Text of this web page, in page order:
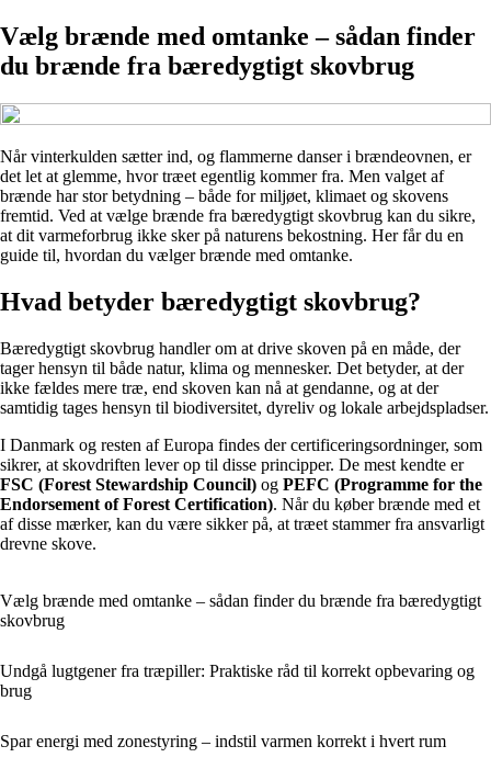
Vælg brænde med omtanke – sådan finder
du brænde fra bæredygtigt skovbrug
Når vinterkulden sætter ind, og flammerne danser i brændeovnen, er
det let at glemme, hvor træet egentlig kommer fra. Men valget af
brænde har stor betydning – både for miljøet, klimaet og skovens
fremtid. Ved at vælge brænde fra bæredygtigt skovbrug kan du sikre,
at dit varmeforbrug ikke sker på naturens bekostning. Her får du en
guide til, hvordan du vælger brænde med omtanke.
Hvad betyder bæredygtigt skovbrug?
Bæredygtigt skovbrug handler om at drive skoven på en måde, der
tager hensyn til både natur, klima og mennesker. Det betyder, at der
ikke fældes mere træ, end skoven kan nå at gendanne, og at der
samtidig tages hensyn til biodiversitet, dyreliv og lokale arbejdspladser.
I Danmark og resten af Europa findes der certificeringsordninger, som
sikrer, at skovdriften lever op til disse principper. De mest kendte er
FSC (Forest Stewardship Council) og PEFC (Programme for the
Endorsement of Forest Certification). Når du køber brænde med et
af disse mærker, kan du være sikker på, at træet stammer fra ansvarligt
drevne skove.
Vælg brænde med omtanke – sådan finder du brænde fra bæredygtigt
skovbrug
Undgå lugtgener fra træpiller: Praktiske råd til korrekt opbevaring og
brug
Spar energi med zonestyring – indstil varmen korrekt i hvert rum